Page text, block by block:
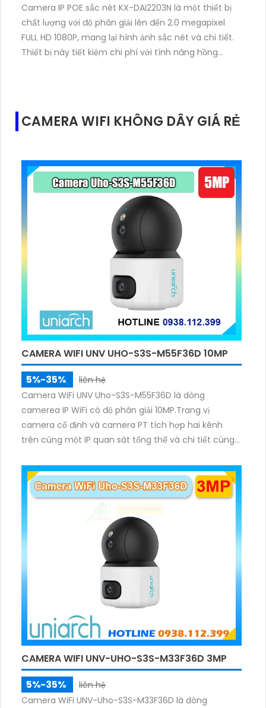
Camera IP POE sắc nét KX-DAi2203N là một thiết bị
chất lượng với độ phân giải lên đến 2.0 megapixel
FULL HD 1080P, mang lại hình ảnh sắc nét và chi tiết.
Thiết bị này tiết kiệm chi phí với tính năng hồng
xuất, kho hàng và nhà xưởng. Camera này sử dụng
công nghệ IP POE kỹ thuật số, giúp dễ dàng lắp đặt và
CAMERA WIFI KHÔNG DÂY GIÁ RẺ
CAMERA WIFI UNV UHO-S3S-M55F36D 10MP
5%-35%
liên hệ
Camera WiFi UNV Uho-S3S-M55F36D là dòng
camerea IP WiFi có độ phân giải 10MP.Trang vị
camera cố định và camera PT tích hợp hai kênh
trên cùng một IP quan sát tổng thể và chi tiết cùng
ánh sáng. Kết hợp hồng ngoại và đèn ấm cho hình
ảnh có màu trong nhiều điều kiện khác nhau trong
phạm vi 3m.
CAMERA WIFI UNV-UHO-S3S-M33F36D 3MP
5%-35%
liên hệ
Camera WiFi UNV-Uho-S3S-M33F36D là dòng